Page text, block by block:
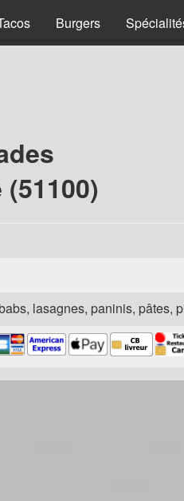
Burgers
lasagnes, paninis, pâtes,